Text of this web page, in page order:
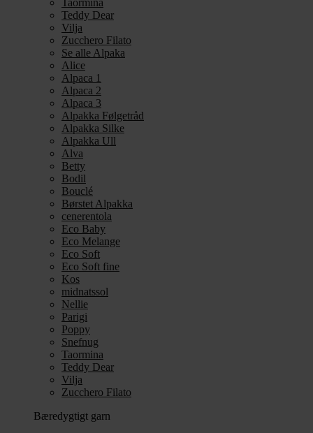
Taormina
Teddy Dear
Vilja
Zucchero Filato
Se alle Alpaka
Alice
Alpaca 1
Alpaca 2
Alpaca 3
Alpakka Følgetråd
Alpakka Silke
Alpakka Ull
Alva
Betty
Bodil
Bouclé
Børstet Alpakka
cenerentola
Eco Baby
Eco Melange
Eco Soft
Eco Soft fine
Kos
midnatssol
Nellie
Parigi
Poppy
Snefnug
Taormina
Teddy Dear
Vilja
Zucchero Filato
Bæredygtigt garn